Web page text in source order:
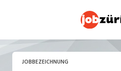
JOBBEZEICHNUNG